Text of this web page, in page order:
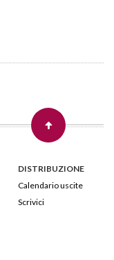
DISTRIBUZIONE
Calendario uscite
Scrivici